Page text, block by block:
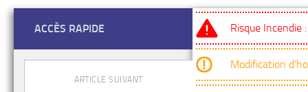
Risque Incendie
Modification
ACCÈS RAPIDE
ARTICLE SUIVANT